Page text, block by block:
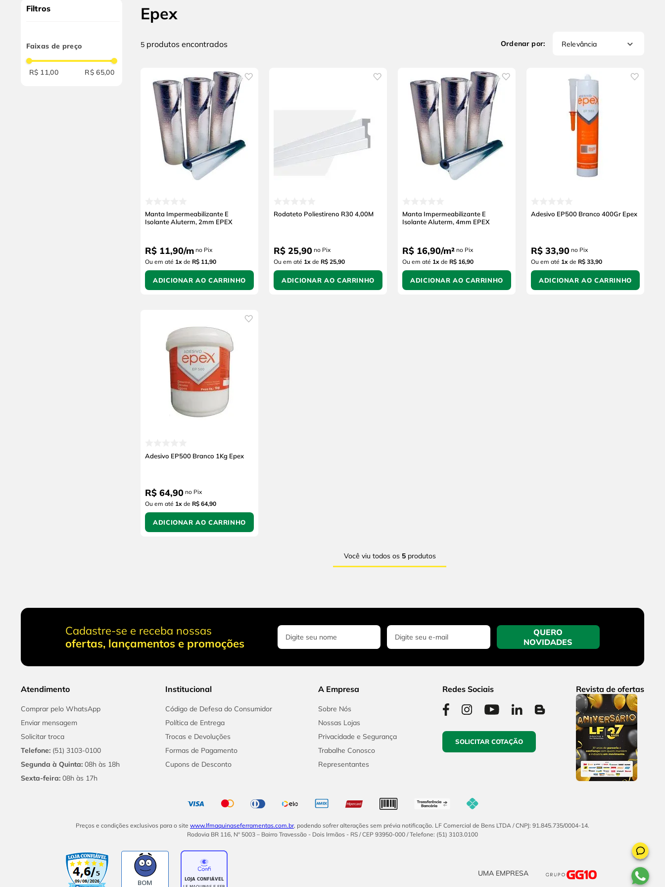
Filtros
Faixas de preço
R$ 11,00 R$ 65,00
Epex
5 produtos Relevância
Manta Impermeabilizante E
Isolante Aluterm, 2mm EPEX
R$ 11,90/m no Pix
Ou em até 1x de R$ 11,90
ADICIONAR AO CARRINHO
Rodateto Poliestireno R30 4,00M
R$ 25,90 no Pix
Ou em até 1x de R$ 25,90
ADICIONAR AO CARRINHO
Manta Impermeabilizante E
Isolante Aluterm, 4mm EPEX
R$ 16,90/m² no Pix
Ou em até 1x de R$ 16,90
ADICIONAR AO CARRINHO
Adesivo EP500 Branco 400Gr Epex
R$ 33,90 no Pix
Ou em até 1x de R$ 33,90
ADICIONAR AO CARRINHO
Adesivo EP500 Branco 1Kg Epex
R$ 64,90 no Pix
Ou em até 1x de R$ 64,90
ADICIONAR AO CARRINHO
Você viu todos os 5produtos
Cadastre-se e receba nossas
ofertas, lançamentos e promoções
QUERO
NOVIDADES
Atendimento
Comprar pelo WhatsApp
Enviar mensagem
Solicitar troca
Telefone: (51) 3103-0100
Segunda à Quinta: 08h às 18h
Sexta-feira: 08h às 17h
Institucional
Código de Defesa do Consumidor
Política de Entrega
Trocas e Devoluções
Formas de Pagamento
Cupons de Desconto
A Empresa
Sobre Nós
Nossas Lojas
Privacidade e Segurança
Trabalhe Conosco
Representantes
Redes Sociais
SOLICITAR COTAÇÃO
Revista de ofertas
Preços e condições exclusivos para o site www.lfmaquinaseferramentas.com.br, podendo sofrer alterações sem prévia notificação. LF Comercial de Bens LTDA / CNPJ: 91.845.735/0004-14.
Rodovia BR 116, Nº 5003 – Bairro Travessão - Dois Irmãos - RS / CEP 93950-000 / Telefone: (51) 3103.0100
BOM
UMA EMPRESA